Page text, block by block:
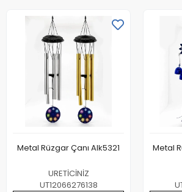
Metal Rüzgar Çanı Alk5321
URETİCİNİZ
UT12066276138
Metal